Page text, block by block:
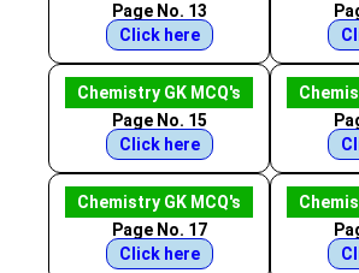
Page No. 13
Click here
Chemistry GK MCQ's
Page No. 15
Click here
Chemistry GK MCQ's
Page No. 17
Click here